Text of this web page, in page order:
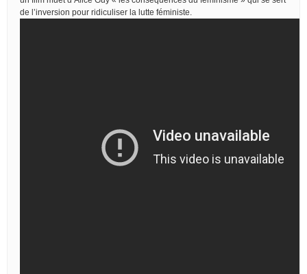
de l’inversion pour ridiculiser la lutte féministe.